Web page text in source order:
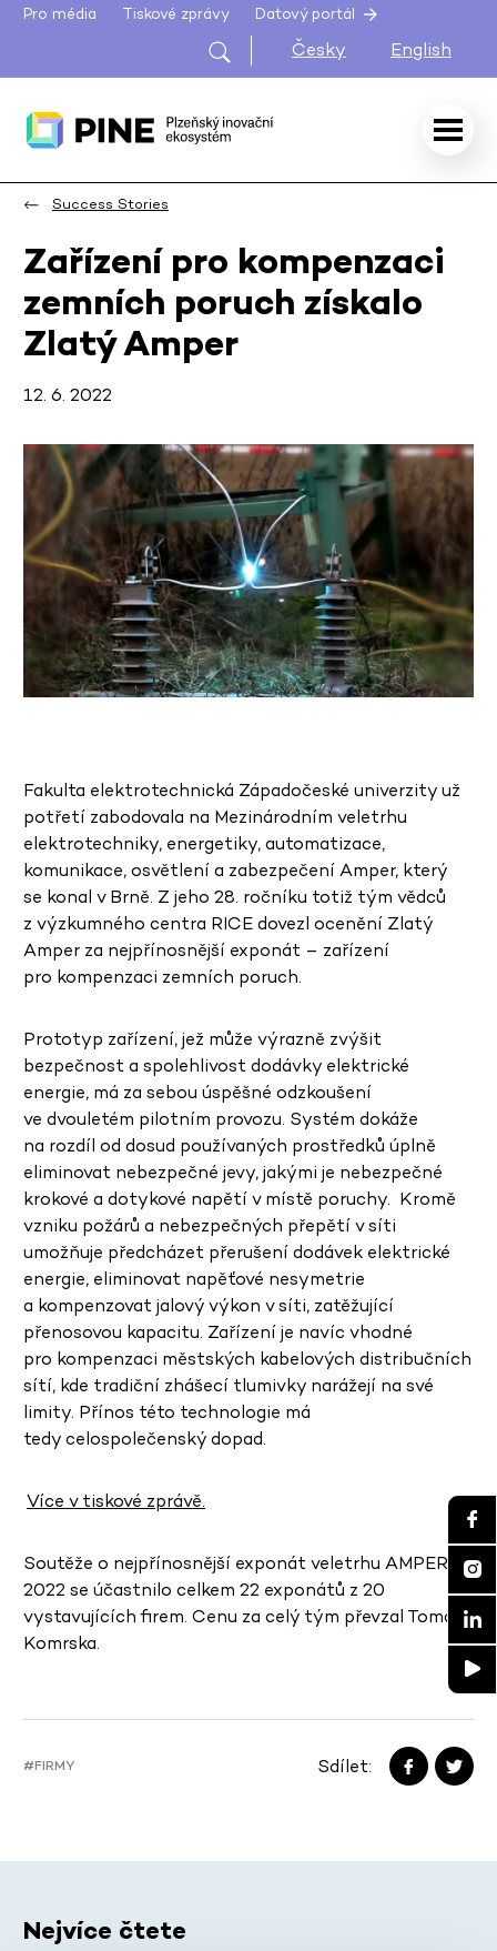
Pro média Tiskové zprávy Datový portál
Česky English
Success Stories
Zařízení pro kompenzaci
zemních poruch získalo
Zlatý Amper
12. 6. 2022
Fakulta elektrotechnická Západočeské univerzity už
potřetí zabodovala na Mezinárodním veletrhu
elektrotechniky, energetiky, automatizace,
komunikace, osvětlení a zabezpečení Amper, který
se konal v Brně. Z jeho 28. ročníku totiž tým vědců
z výzkumného centra RICE dovezl ocenění Zlatý
Amper za nejpřínosnější exponát – zařízení
pro kompenzaci zemních poruch.
Prototyp zařízení, jež může výrazně zvýšit
bezpečnost a spolehlivost dodávky elektrické
energie, má za sebou úspěšné odzkoušení
ve dvouletém pilotním provozu. Systém dokáže
na rozdíl od dosud používaných prostředků úplně
eliminovat nebezpečné jevy, jakými je nebezpečné
krokové a dotykové napětí v místě poruchy. Kromě
vzniku požárů a nebezpečných přepětí v síti
umožňuje předcházet přerušení dodávek elektrické
energie, eliminovat napěťové nesymetrie
a kompenzovat jalový výkon v síti, zatěžující
přenosovou kapacitu. Zařízení je navíc vhodné
pro kompenzaci městských kabelových distribučních
sítí, kde tradiční zhášecí tlumivky narážejí na své
limity. Přínos této technologie má
tedy celospolečenský dopad.
Více v tiskové zprávě.
Soutěže o nejpřínosnější exponát veletrhu AMPER
2022 se účastnilo celkem 22 exponátů z 20
vystavujících firem. Cenu za celý tým převzal Tomáš
Komrska.
#FIRMY Sdílet:
Nejvíce čtete